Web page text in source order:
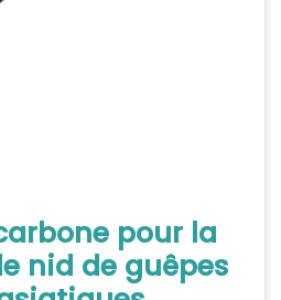
pour la
nid de guêpes